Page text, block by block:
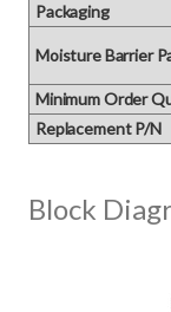
Packaging
Moisture Barrier
Minimum Order
Replacement P/N
Block